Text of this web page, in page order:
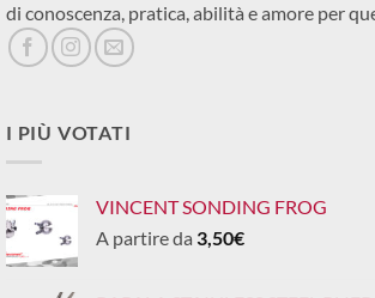
di conoscenza, pratica, abilità e amore per
I PIÙ VOTATI
VINCENT SONDING FROG
A partire da 3,50€